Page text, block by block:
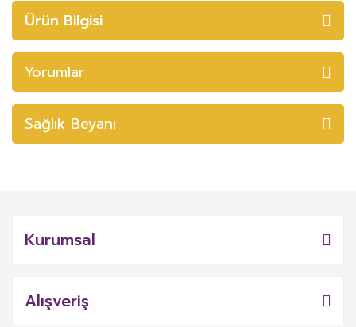
Ürün Bilgisi
Yorumlar
Sağlık Beyanı
Kurumsal
Alışveriş